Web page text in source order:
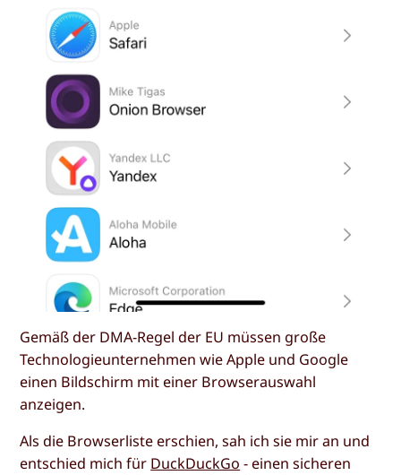
Gemäß der DMA-Regel der EU müssen große
Technologieunternehmen wie Apple und Google
einen Bildschirm mit einer Browserauswahl
anzeigen.
Als die Browserliste erschien, sah ich sie mir an und
entschied mich für DuckDuckGo - einen sicheren